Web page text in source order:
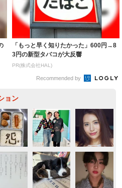
「もっと早く知りたかった」600円→8
3円の新型タバコが大反響
PR(株式会社HAL)
Recommended by
ョン